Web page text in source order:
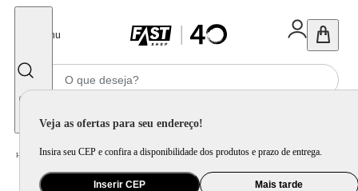
Menu
Veja as ofertas para seu endereço!
Insira seu CEP e confira a disponibilidade dos produtos e prazo de entrega.
Inserir CEP Mais tarde
Home Utilidade Doméstica Mesa / Aparelho de Jantar e Prato Avulso